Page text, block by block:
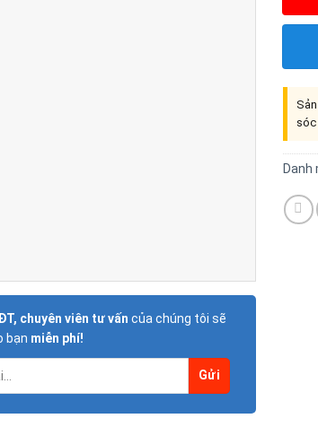
chuyên viên tư vấn của chúng tôi sẽ
bạn miễn phí!
sóc
Danh